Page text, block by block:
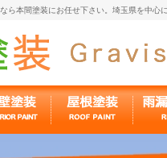
ら本間塗装にお任せ下さい。埼玉県を中